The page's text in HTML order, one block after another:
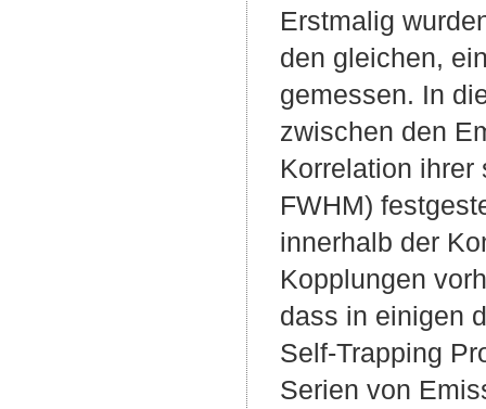
Erstmalig
den gleichen,
gemessen. In
zwischen den
Korrelation
FWHM)
innerhalb der
Kopplungen
dass in einigen
Self-Trapping
Serien von